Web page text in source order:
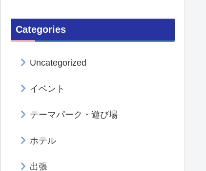
Categories
Uncategorized
イベント
テーマパーク・遊び場
ホテル
出張